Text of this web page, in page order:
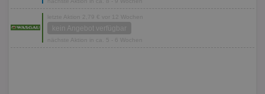
letzte Aktion 2,79 € vor 12 Wochen
kein Angebot verfügbar
nächste Aktion in ca. 5 - 6 Wochen